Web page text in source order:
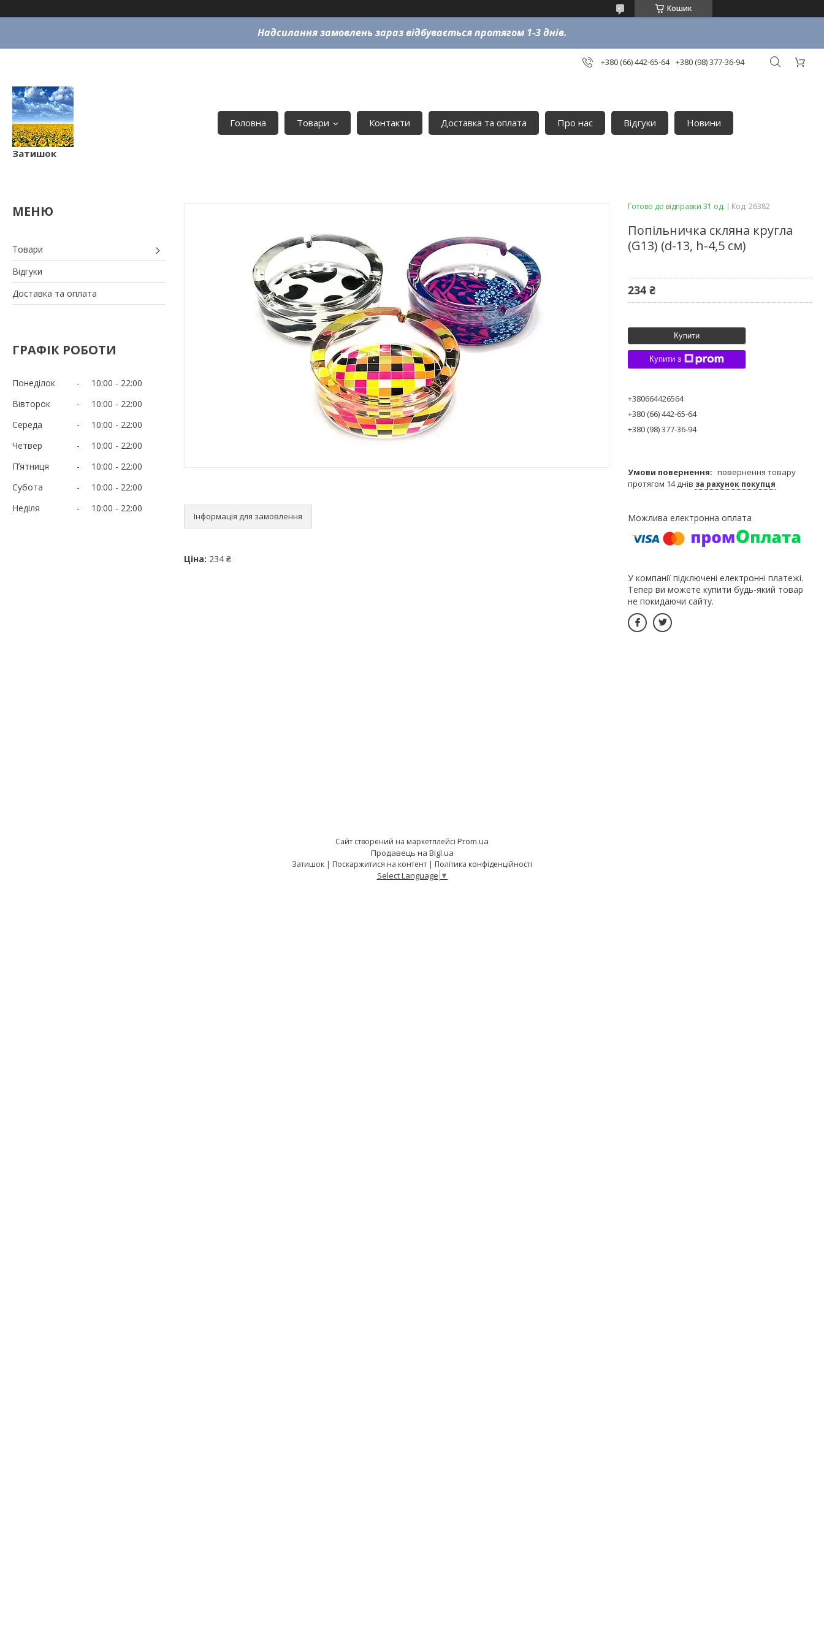
Кошик
Надсилання замовлень зараз відбувається протягом 1-3 днів.
+380 (66) 442-65-64 +380 (98) 377-36-94
Затишок
Головна Товари Контакти Доставка та оплата Про нас Відгуки Новини
Товари
Відгуки
Доставка та оплата
ГРАФІК РОБОТИ
Понеділок 10:00
22:00
Вівторок
10:00
22:00
Середа
10:00
22:00
Четвер
10:00
22:00
Пʼятниця
10:00
22:00
Субота
10:00
22:00
Неділя
10:00 22:00
Інформація для замовлення
Ціна: 234 ₴
Готово до відправки 31 од. Код: 26382
Попільничка скляна кругла
(G13) (d-13, h-4,5 см)
234 ₴
Купити
Купити з
+380664426564
+380 (66) 442-65-64
+380 (98) 377-36-94
повернення товару
протягом 14 днів за рахунок покупця
У компанії підключені електронні платежі.
Тепер ви можете купити будь-який товар
не покидаючи сайту.
Сайт створений на маркетплейсі Prom.ua
Продавець на Bigl.ua
Затишок | Поскаржитися на контент | Політика конфіденційності
Select Language ▼